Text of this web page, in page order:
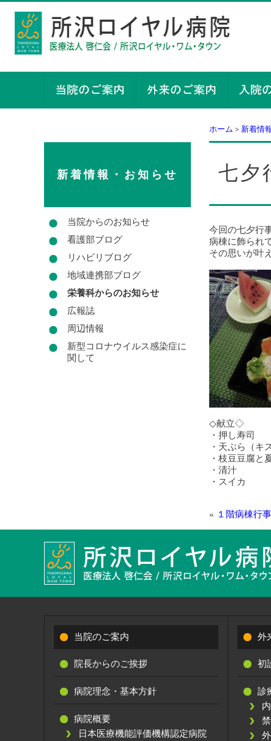
ホーム ＞ 新着情
七夕
今回の七夕行
病棟に飾られ
その思いが叶
◇献立◇
・押し寿司
・天ぷら（キ
・枝豆豆腐と
・清汁
・スイカ
« １階病棟行
新着情報・お知らせ
当院からのお知らせ
看護部ブログ
リハビリブログ
地域連携部ブログ
栄養科からのお知らせ
広報誌
周辺情報
新型コロナウイルス感染症に
関して
当院のご案内
院長からのご挨拶
病院理念・基本方針
病院概要
日本医療機能評価機構認定病院
外
初
診